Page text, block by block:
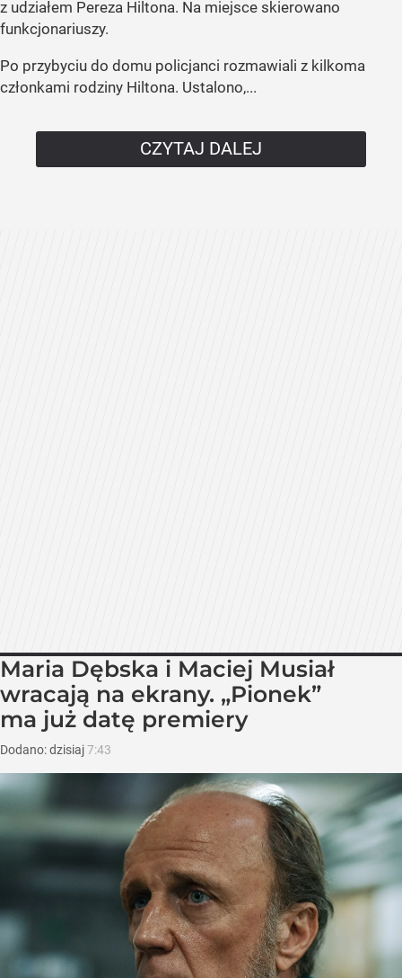
z udziałem Pereza Hiltona. Na miejsce skierowano
funkcjonariuszy.
Po przybyciu do domu policjanci rozmawiali z kilkoma
członkami rodziny Hiltona. Ustalono,...
CZYTAJ DALEJ
Maria Dębska i Maciej Musiał
wracają na ekrany. „Pionek”
ma już datę premiery
Dodano:dzisiaj7:43